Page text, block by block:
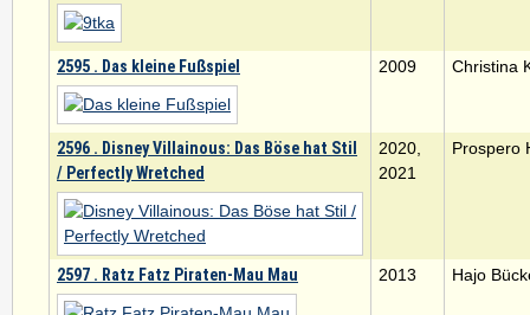
2595 . Das kleine Fußspiel 2009 Christina
2596 . Disney Villainous: Das Böse hat Stil
/ Perfectly Wretched
2020,
2021
Prospero
2597 . Ratz Fatz Piraten-Mau Mau 2013 Hajo